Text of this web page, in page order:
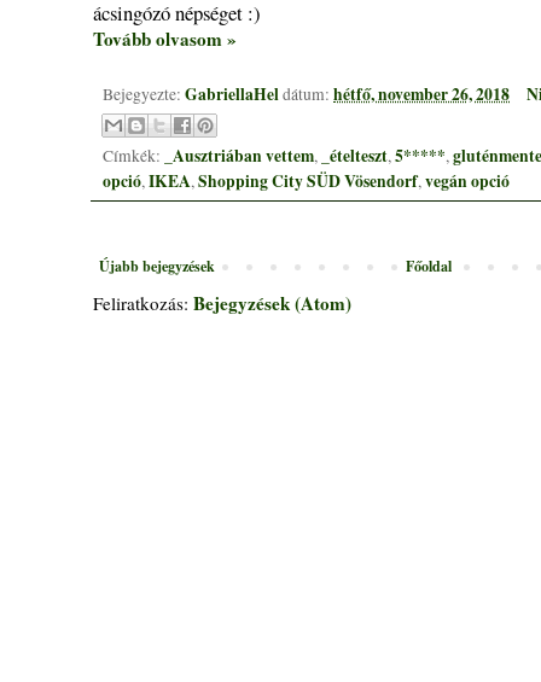
ácsingózó népséget :)
Tovább olvasom »
Bejegyezte: GabriellaHeldátum: hétfő, november 26, 2018
Címkék: _Ausztriában vettem, _ételteszt,5*****,
opció,IKEA,Shopping City SÜD Vösendorf,vegán opció
Újabb bejegyzések Főoldal
Feliratkozás: Bejegyzések (Atom)